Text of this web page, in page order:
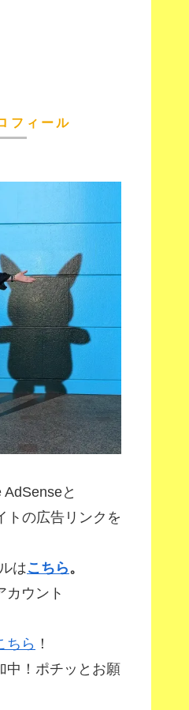
フィール
と
トの広告リンクを
はこちら。
カウント
ちら ！
中！ポチッとお願